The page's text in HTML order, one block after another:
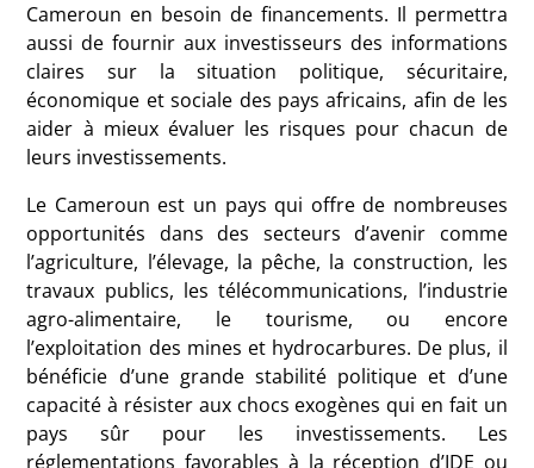
Cameroun en besoin de financements. Il permettra
aussi de fournir aux investisseurs des informations
claires sur la situation politique, sécuritaire,
économique et sociale des pays africains, afin de les
aider à mieux évaluer les risques pour chacun de
leurs investissements.
Le Cameroun est un pays qui offre de nombreuses
opportunités dans des secteurs d’avenir comme
l’agriculture, l’élevage, la pêche, la construction, les
travaux publics, les télécommunications, l’industrie
agro-alimentaire, le tourisme, ou encore
l’exploitation des mines et hydrocarbures. De plus, il
bénéficie d’une grande stabilité politique et d’une
capacité à résister aux chocs exogènes qui en fait un
pays sûr pour les investissements. Les
réglementations favorables à la réception d’IDE ou